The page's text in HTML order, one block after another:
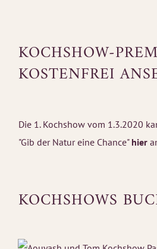
KOCHSHOW-
KOSTENFREI
Die 1. Kochshow vom 1.3.2020
"Gib der Natur eine Chance" hier
KOCHSHOWS